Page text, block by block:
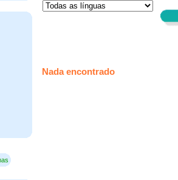
Nada encontrado